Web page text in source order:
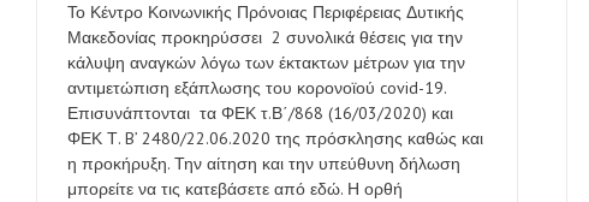
Το Κέντρο Κοινωνικής Πρόνοιας Περιφέρειας Δυτικής
Μακεδονίας προκηρύσσει 2 συνολικά θέσεις για την
κάλυψη αναγκών λόγω των έκτακτων μέτρων για την
αντιμετώπιση εξάπλωσης του κορονοϊού covid-19.
Επισυνάπτονται τα ΦΕΚ τ.Β΄/868 (16/03/2020) και
ΦΕΚ Τ. B’ 2480/22.06.2020 της πρόσκλησης καθώς και
η προκήρυξη. Την αίτηση και την υπεύθυνη δήλωση
μπορείτε να τις κατεβάσετε από εδώ. Η ορθή